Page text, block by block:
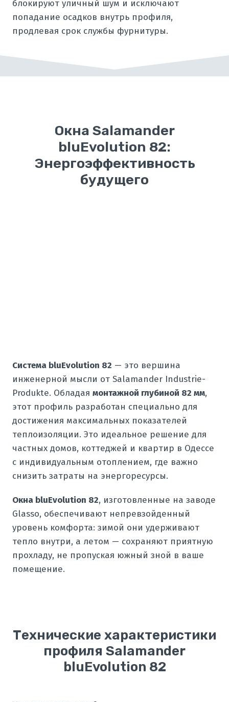
блокируют уличный шум и исключают
попадание осадков внутрь профиля,
продлевая срок службы фурнитуры.
Окна Salamander
bluEvolution 82:
Энергоэффективность
будущего
Система bluEvolution 82 — это вершина
инженерной мысли от Salamander Industrie-
Produkte. Обладая монтажной глубиной 82 мм,
этот профиль разработан специально для
достижения максимальных показателей
теплоизоляции. Это идеальное решение для
частных домов, коттеджей и квартир в Одессе
с индивидуальным отоплением, где важно
снизить затраты на энергоресурсы.
Окна bluEvolution 82, изготовленные на заводе
Glasso, обеспечивают непревзойденный
уровень комфорта: зимой они удерживают
тепло внутри, а летом — сохраняют приятную
прохладу, не пропуская южный зной в ваше
помещение.
Технические характеристики
профиля Salamander
bluEvolution 82